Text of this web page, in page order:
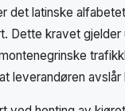
det latinske
Dette kravet gjelder
leverandøren avslår